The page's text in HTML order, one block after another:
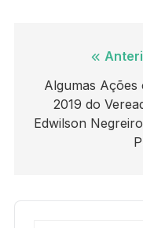
Navegação
de
Post
Algumas Ações
2019 do
Edwilson